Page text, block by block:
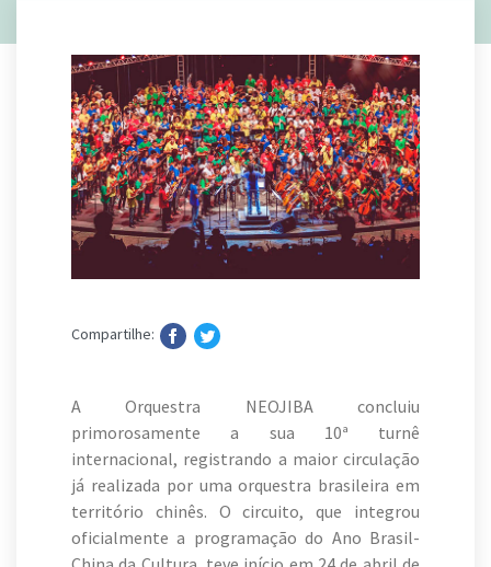
Compartilhe:
A Orquestra NEOJIBA concluiu
primorosamente a sua 10ª turnê
internacional, registrando a maior circulação
já realizada por uma orquestra brasileira em
território chinês. O circuito, que integrou
oficialmente a programação do Ano Brasil-